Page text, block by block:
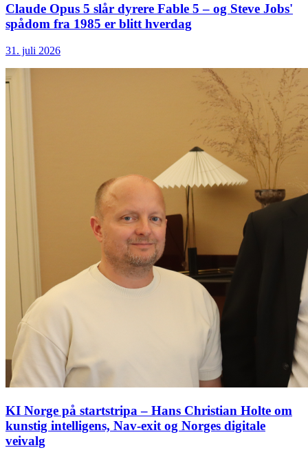
Claude Opus 5 slår dyrere Fable 5 – og Steve Jobs'
spådom fra 1985 er blitt hverdag
31. juli 2026
KI Norge på startstripa – Hans Christian Holte om
kunstig intelligens, Nav-exit og Norges digitale
veivalg